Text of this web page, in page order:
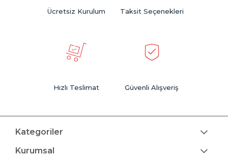
Ücretsiz Kurulum Taksit Seçenekleri
Hızlı Teslimat Güvenli Alışveriş
Kategoriler
Kurumsal